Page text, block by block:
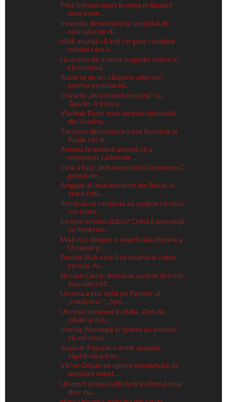
Pilot britanic mort în urma prăbuşirii
unui avion ...
Incendiu devastator la un spital de
nou-născuţi di...
MAE anunță că toţi cei şase cetăţeni
români care s...
La un pas de o nouă tragedie aviatică!
Elicopterul...
Rusia va da un „răspuns adecvat”
pentru expluzarea...
China își „încordează mușchii” cu
Taiwan. A înconj...
Vladimir Putin vrea oprirea războiului
din Ucraina...
Tensiuni diplomatice între România și
Rusia. Un di...
Armata israeliană anunţă că a
recuperat cadavrele ...
Cine a fost „influencerul lui Dumnezeu”,
primul om...
Angajat al unui aeroport din Rusia, în
stare criti...
România va continua să sprijine Ucraina
"cu toate ...
Începe un nou război? China îi ameninţă
cu moartea...
MAE rus, despre o eventuală aderare a
Ucrainei şi ...
Decizia SUA care îi va enerva la culme
pe ruși. Ar...
Nicolae Ciucă: România susține deschis
Republica M...
Ucraina a pus ochii pe Patriot-ul
„românesc”: „Spe...
Un nou cutremur în Italia. Zeci de
clădiri și o în...
Irlanda, Norvegia și Spania au anunțat
că vor recu...
Rusia ar fi lansat o armă spațială,
săptămâna trec...
Viktor Orban se opune mandatului de
arestare împot...
Un mort și mai mulți răniți în timpul unui
zbor cu...